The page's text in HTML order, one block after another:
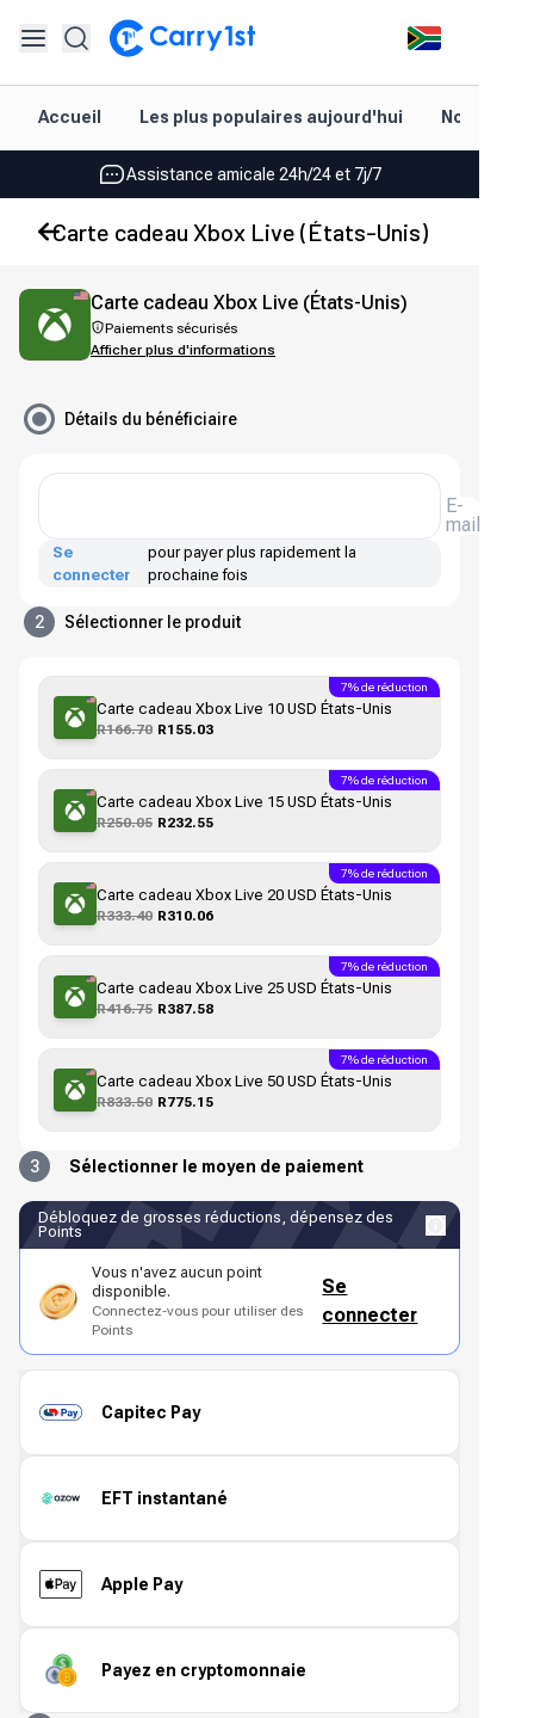
Accueil Les plus populaires aujourd'hui
Les meilleures offres pour vos meilleurs jeux
Assistance amicale 24h/24 et 7j/7
Noté 4,45 sur Google Play et l'App Store
Les meilleures offres pour vos meilleurs jeux
Noté 4,45 sur Google Play et l'App Store
Carte cadeau Xbox Live (États-Unis)
Carte cadeau Xbox Live (États-Unis)
Paiements sécurisés
Afficher plus d'informations
Détails du bénéficiaire
E-
mail
Se
connecter
pour payer plus rapidement la
prochaine fois
2 Sélectionner le produit
Carte cadeau Xbox Live 10 USD États-Unis
R166.70 R155.03
7% de réduction
Carte cadeau Xbox Live 15 USD États-Unis
R250.05 R232.55
7% de réduction
Carte cadeau Xbox Live 20 USD États-Unis
R333.40 R310.06
7% de réduction
Carte cadeau Xbox Live 25 USD États-Unis
R416.75 R387.58
7% de réduction
Carte cadeau Xbox Live 50 USD États-Unis
R833.50 R775.15
7% de réduction
3 Sélectionner le moyen de paiement
Débloquez de grosses réductions, dépensez des
Points
Vous n'avez aucun point
disponible.
Connectez-vous pour utiliser des
Points
Se
connecter
Capitec Pay
EFT instantané
Apple Pay
Payez en cryptomonnaie